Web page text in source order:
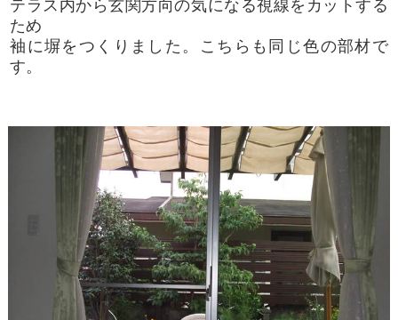
テラス内から玄関方向の気になる視線をカットする
ため
袖に塀をつくりました。こちらも同じ色の部材で
す。